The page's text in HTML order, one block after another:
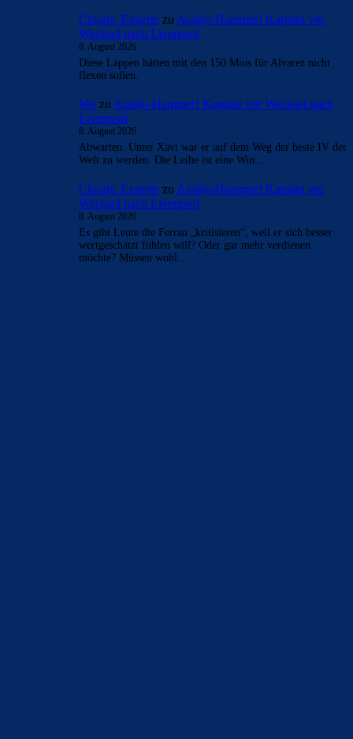
Clouds: Experte zu Araújo-Hammer! Kapitän vor
Wechsel nach Liverpool
8. August 2026
Diese Lappen hätten mit den 150 Mios für Alvarez nicht
flexen sollen.
Mo zu Araújo-Hammer! Kapitän vor Wechsel nach
Liverpool
8. August 2026
Abwarten. Unter Xavi war er auf dem Weg der beste IV der
Welt zu werden. Die Leihe ist eine Win…
Clouds: Experte zu Araújo-Hammer! Kapitän vor
Wechsel nach Liverpool
8. August 2026
Es gibt Leute die Ferran „kritisieren“, weil er sich besser
wertgeschätzt fühlen will? Oder gar mehr verdienen
möchte? Müssen wohl…